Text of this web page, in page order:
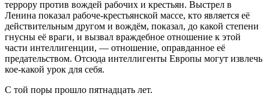
террору против вождей рабочих и крестьян. Выстрел в
Ленина показал рабоче-крестьянской массе, кто является её
действительным другом и вождём, показал, до какой степени
гнусны её враги, и вызвал враждебное отношение к этой
части интеллигенции, — отношение, оправданное её
предательством. Отсюда интеллигенты Европы могут извлечь
кое-какой урок для себя.
С той поры прошло пятнадцать лет.